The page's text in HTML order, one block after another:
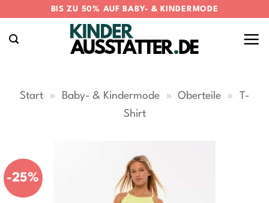
springen
BIS ZU 50% AUF BABY- & KINDERMODE
Start » Baby- & Kindermode » Oberteile »
T-
Shirt
-25%